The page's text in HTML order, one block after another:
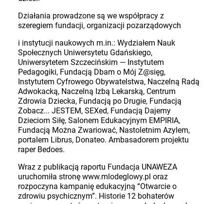
Działania prowadzone są we współpracy z
szeregiem fundacji, organizacji pozarządowych
i instytucji naukowych m.in.: Wydziałem Nauk
Społecznych Uniwersytetu Gdańskiego,
Uniwersytetem Szczecińskim — Instytutem
Pedagogiki, Fundacją Dbam o Mój Z@sięg,
Instytutem Cyfrowego Obywatelstwa, Naczelną Radą
Adwokacką, Naczelną Izbą Lekarską, Centrum
Zdrowia Dziecka, Fundacją po Drugie, Fundacją
Zobacz... JESTEM, SEXed, Fundacją Dajemy
Dzieciom Siłę, Salonem Edukacyjnym EMPIRIA,
Fundacją Można Zwariować, Nastoletnim Azylem,
portalem Librus, Donateo. Ambasadorem projektu
raper Bedoes.
Wraz z publikacją raportu Fundacja UNAWEZA
uruchomiła stronę www.mlodeglowy.pl oraz
rozpoczyna kampanię edukacyjną “Otwarcie o
zdrowiu psychicznym”. Historie 12 bohaterów